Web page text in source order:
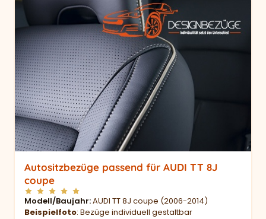
Autositzbezüge passend für AUDI TT 8J
coupe
Modell/Baujahr AUDI TT 8J coupe (2006-2014)
Beispielfoto: Bezüge individuell gestaltbar